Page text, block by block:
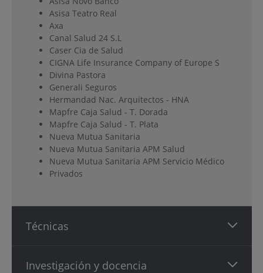
Asisa Teatro Real
Axa
Canal Salud 24 S.L
Caser Cia de Salud
CIGNA Life Insurance Company of Europe S
Divina Pastora
Generali Seguros
Hermandad Nac. Arquitectos - HNA
Mapfre Caja Salud - T. Dorada
Mapfre Caja Salud - T. Plata
Nueva Mutua Sanitaria
Nueva Mutua Sanitaria APM Salud
Nueva Mutua Sanitaria APM Servicio Médico
Privados
Técnicas
Investigación y docencia